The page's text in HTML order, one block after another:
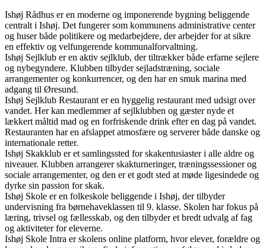
Ishøj Rådhus er en moderne og imponerende bygning beliggende
centralt i Ishøj. Det fungerer som kommunens administrative center
og huser både politikere og medarbejdere, der arbejder for at sikre
en effektiv og velfungerende kommunalforvaltning.
Ishøj Sejlklub er en aktiv sejlklub, der tiltrækker både erfarne sejlere
og nybegyndere. Klubben tilbyder sejladstræning, sociale
arrangementer og konkurrencer, og den har en smuk marina med
adgang til Øresund.
Ishøj Sejlklub Restaurant er en hyggelig restaurant med udsigt over
vandet. Her kan medlemmer af sejlklubben og gæster nyde et
lækkert måltid mad og en forfriskende drink efter en dag på vandet.
Restauranten har en afslappet atmosfære og serverer både danske og
internationale retter.
Ishøj Skakklub er et samlingssted for skakentusiaster i alle aldre og
niveauer. Klubben arrangerer skakturneringer, træningssessioner og
sociale arrangementer, og den er et godt sted at møde ligesindede og
dyrke sin passion for skak.
Ishøj Skole er en folkeskole beliggende i Ishøj, der tilbyder
undervisning fra børnehaveklassen til 9. klasse. Skolen har fokus på
læring, trivsel og fællesskab, og den tilbyder et bredt udvalg af fag
og aktiviteter for eleverne.
Ishøj Skole Intra er skolens online platform, hvor elever, forældre og